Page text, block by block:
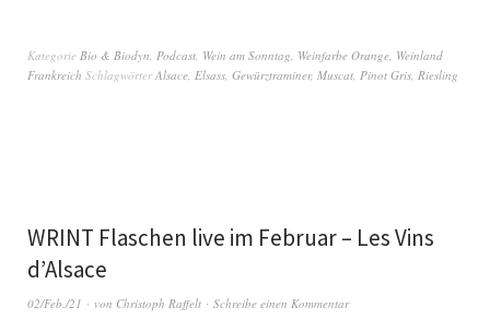
Kategorie Bio & Biodyn, Podcast, Wein am Sonntag, Weinfarbe Orange, Weinland
Frankreich SchlagwörterAlsace, Elsass, Gewürztraminer, Muscat, Pinot Gris, Riesling
WRINT Flaschen live im Februar – Les Vins
d’Alsace
02/Feb./21 von Christoph Raffelt Schreibe einen Kommentar